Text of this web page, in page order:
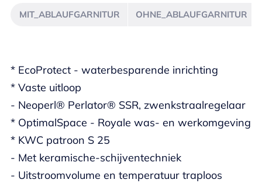
* EcoProtect - waterbesparende inrichting
* Vaste uitloop
- Neoperl® Perlator® SSR, zwenkstraalregelaar
* OptimalSpace - Royale was- en werkomgeving
* KWC patroon S 25
- Met keramische-schijventechniek
- Uitstroomvolume en temperatuur traploos
MIT_ABLAUFGARNITUR OHNE_ABLAUFGARNITUR